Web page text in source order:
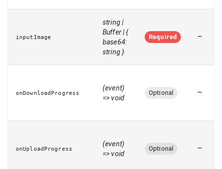
inputImage
string |
Buffer | {
base64:
string }
Required –
onDownloadProgress
(event)
=> void
Optional –
onUploadProgress
(event)
=> void
Optional –